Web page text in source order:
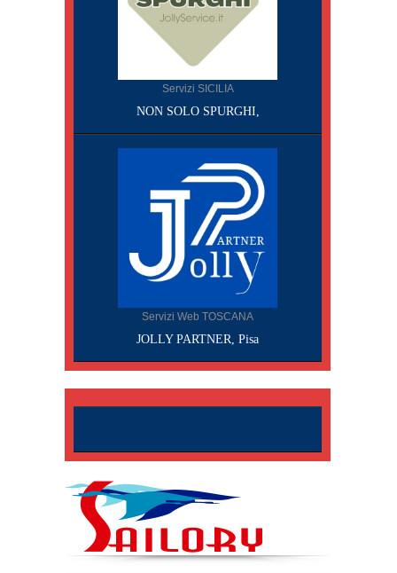
Servizi SICILIA
NON SOLO SPURGHI,
Servizi Web TOSCANA
JOLLY PARTNER, Pisa